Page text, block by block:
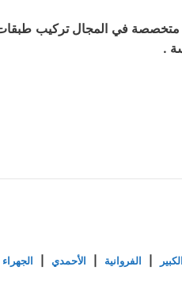
في المجال تركيب طبقات
.
الفروانية الأحمدي الجهراء